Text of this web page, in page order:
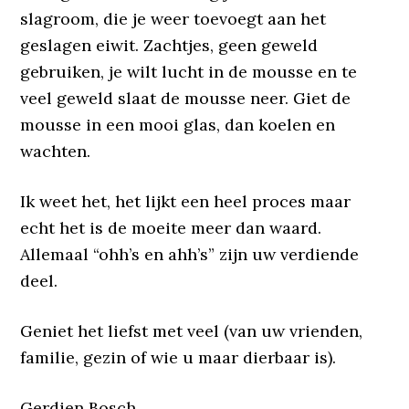
slagroom, die je weer toevoegt aan het
geslagen eiwit. Zachtjes, geen geweld
gebruiken, je wilt lucht in de mousse en te
veel geweld slaat de mousse neer. Giet de
mousse in een mooi glas, dan koelen en
wachten.
Ik weet het, het lijkt een heel proces maar
echt het is de moeite meer dan waard.
Allemaal “ohh’s en ahh’s” zijn uw verdiende
deel.
Geniet het liefst met veel (van uw vrienden,
familie, gezin of wie u maar dierbaar is).